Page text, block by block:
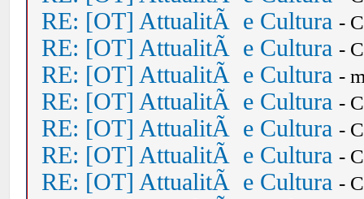
RE: [OT] AttualitÃ e Cultura -
RE: [OT] AttualitÃ e Cultura -
RE: [OT] AttualitÃ e Cultura -
RE: [OT] AttualitÃ e Cultura -
RE: [OT] AttualitÃ e Cultura -
RE: [OT] AttualitÃ e Cultura -
RE: [OT] AttualitÃ e Cultura -